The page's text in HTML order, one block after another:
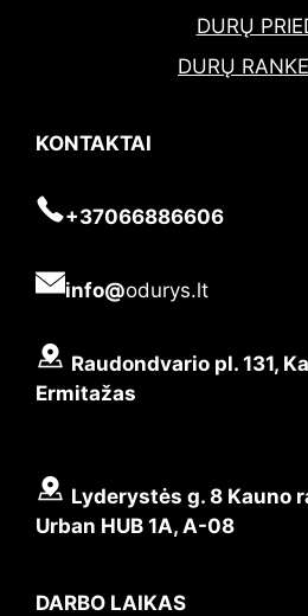
DURŲ
DURŲ
KONTAKTAI
+37066886606
info@odurys.lt
Raudondvario pl. 131,
Ermitažas
Lyderystės g. 8 Kauno
Urban HUB 1A, A-08
DARBO LAIKAS